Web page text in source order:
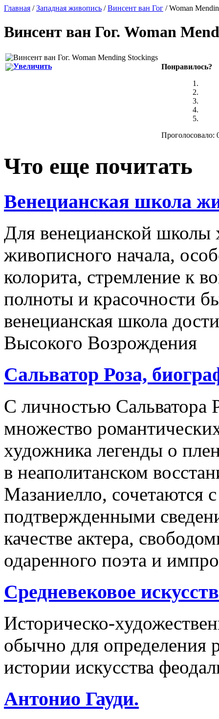
Главная /Западная живопись /Винсент ван Гог / Woman
Винсент ван Гог. Woman
Увеличить Понравилось?
Проголосовало:
Что еще почитать
Венецианская школа
Для венецианской школы
живописного начала,
колорита, стремление к
полноты и красочности
венецианская школа
Высокого Возрождения
Сальватор Роза,
С личностью Сальватора
множество
художника легенды о
в неаполитанском
Мазаниелло, сочетаются
подтвержденными
качестве актера,
одаренного поэта и
Средневековое
Историческо-
обычно для определения
истории искусства
Антонио Гауди.